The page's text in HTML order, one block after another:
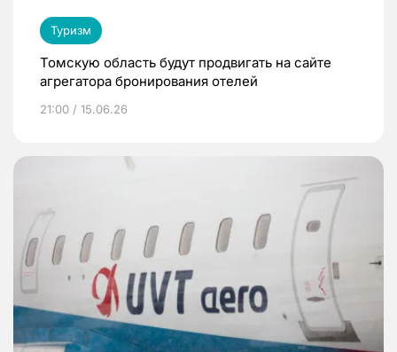
Туризм
Томскую область будут продвигать на сайте
агрегатора бронирования отелей
21:00 / 15.06.26